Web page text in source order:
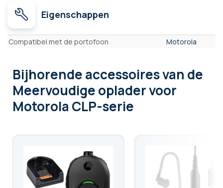
Eigenschappen
Eigenschappen
Compatibel met de portofoon Motorola
Bijhorende accessoiresvan de
Meervoudige oplader voor
Motorola CLP-serie